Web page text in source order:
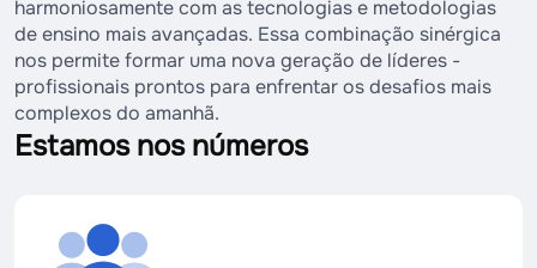
harmoniosamente com as tecnologias e metodologias
de ensino mais avançadas. Essa combinação sinérgica
nos permite formar uma nova geração de líderes -
profissionais prontos para enfrentar os desafios mais
complexos do amanhã.
Estamos nos números